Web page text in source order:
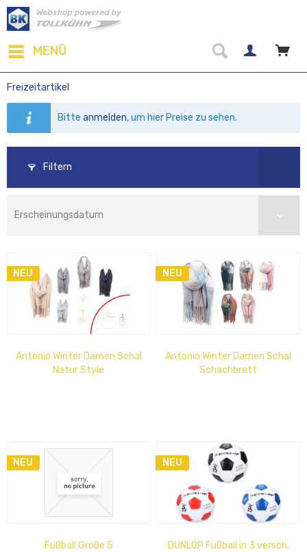
MENÜ
Freizeitartikel
Bitteanmelden, um hier Preise zu sehen.
Filtern
NEU
Antonio Winter Damen Schal
Natur Style
NEU
Antonio Winter Damen Schal
Schachbrett
NEU
Fußball Größe 5
NEU
DUNLOP Fußball in 3 versch.